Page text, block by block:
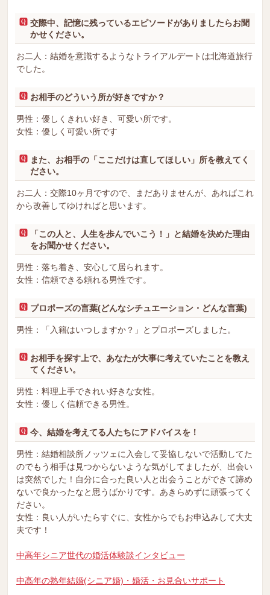
交際中、記憶に残っているエピソードがありましたらお聞
かせください。
お二人：結婚を意識するようなトライアルデートは北海道旅行
でした。
お相手のどういう所が好きですか？
男性：優しくきれい好き、可愛い所です。
女性：優しく可愛い所です
また、お相手の「ここだけは直してほしい」所を教えてく
ださい。
お二人：交際10ヶ月ですので、まだありませんが、あればこれ
から改善してゆければと思います。
「この人と、人生を歩んでいこう！」と結婚を決めた理由
をお聞かせください。
男性：落ち着き、安心して居られます。
女性：信頼できる頼れる男性です。
プロポーズの言葉(どんなシチュエーション・どんな言葉)
男性：「入籍はいつしますか？」とプロポーズしました。
お相手を探す上で、あなたが大事に考えていたことを教え
てください。
男性：料理上手できれい好きな女性。
女性：優しく信頼できる男性。
今、結婚を考えてる人たちにアドバイスを！
男性：結婚相談所ノッツェに入会して妥協しないで活動してた
のでもう相手は見つからないような気がしてましたが、出会い
は突然でした！自分に合った良い人と出会うことができて諦め
ないで良かったなと思うばかりです。あきらめずに頑張ってく
ださい。
女性：良い人がいたらすぐに、女性からでもお申込みして大丈
夫です！
中高年シニア世代の婚活体験談インタビュー
中高年の熟年結婚(シニア婚)・婚活・お見合いサポート